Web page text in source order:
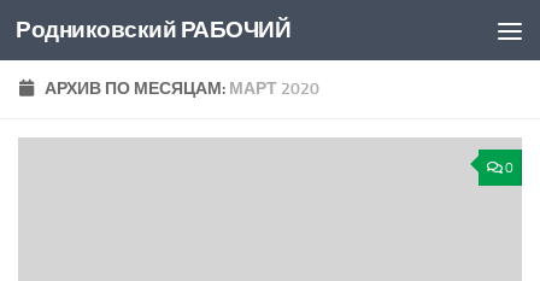
Перейти к содержимому
Родниковский РАБОЧИЙ
АРХИВ ПО МЕСЯЦАМ: МАРТ 2020
0